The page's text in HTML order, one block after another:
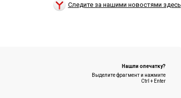
Следите за нашими новостями здесь
Нашли опечатку?
Выделите фрагмент и нажмите
Ctrl + Enter